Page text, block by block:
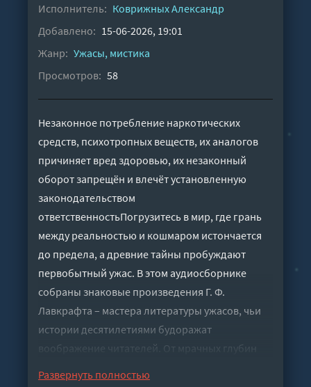
Исполнитель: Коврижных Александр
Добавлено: 15-06-2026, 19:01
Жанр: Ужасы, мистика
Просмотров: 58
Незаконное потребление наркотических
средств, психотропных веществ, их аналогов
причиняет вред здоровью, их незаконный
оборот запрещён и влечёт установленную
законодательством
ответственностьПогрузитесь в мир, где грань
между реальностью и кошмаром истончается
до предела, а древние тайны пробуждают
первобытный ужас. В этом аудиосборнике
собраны знаковые произведения Г. Ф.
Лавкрафта – мастера литературы ужасов, чьи
истории десятилетиями будоражат
воображение читателей. От мрачных глубин
Развернуть полностью